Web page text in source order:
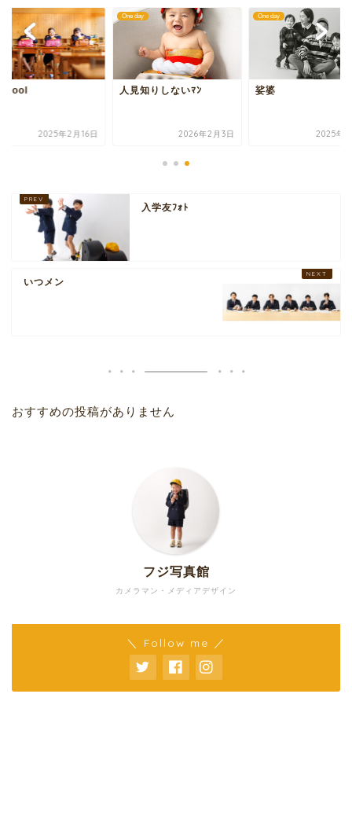
2025年2月16日
One day
人見知りしないﾏﾝ
2026年2月3日
One day
娑婆
2025年1
入学友ﾌｫﾄ
いつメン
おすすめの投稿がありません
カメラマン・メディアデザイン
フジ写真館
＼ Follow me ／